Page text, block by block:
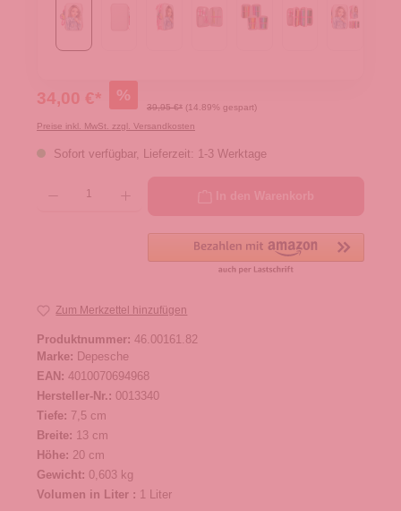
34,00 €* %
39,95 €* (14.89% gespart)
Preise inkl. MwSt. zzgl. Versandkosten
Sofort verfügbar, Lieferzeit: 1-3 Werktage
Zum Merkzettel hinzufügen
Produktnummer: 46.00161.82
Marke: Depesche
EAN: 4010070694968
Hersteller-Nr.: 0013340
Tiefe: 7,5 cm
Breite: 13 cm
Höhe: 20 cm
Gewicht: 0,603 kg
Volumen in Liter : 1 Liter